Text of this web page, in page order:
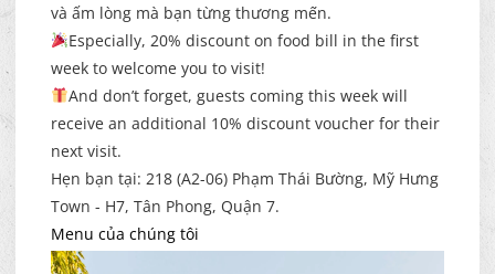
và ấm lòng mà bạn từng thương mến.
Especially, 20% discount on food bill in the first
week to welcome you to visit!
And don’t forget, guests coming this week will
receive an additional 10% discount voucher for their
next visit.
Hẹn bạn tại: 218 (A2-06) Phạm Thái Bường, Mỹ Hưng
Town - H7, Tân Phong, Quận 7.
Menu của chúng tôi